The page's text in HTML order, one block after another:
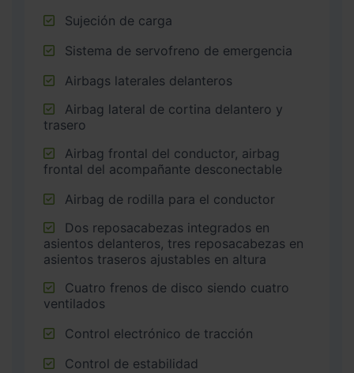
Sujeción de carga
Sistema de servofreno de emergencia
Airbags laterales delanteros
trasero
frontal del acompañante desconectable
Airbag de rodilla para el conductor
asientos delanteros, tres reposacabezas en
asientos traseros ajustables en altura
ventilados
Control electrónico de tracción
Control de estabilidad